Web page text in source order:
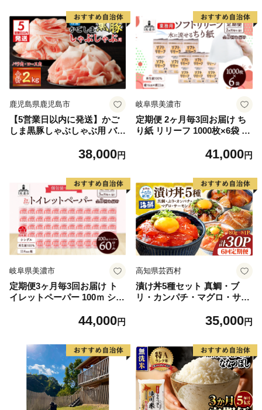
鹿児島県鹿児島市
【5営業日以内に発送】かご
しま黒豚しゃぶしゃぶ用 バラ
38,000円
岐阜県美濃市
定期便 2ヶ月毎3回お届け ち
り紙 リリーフ 1000枚×6袋 紙
落とし紙 ペーパー 紙 紙製品
め買い トイレに流せる 介護
川一製紙 送料無料 岐阜県 美
濃市
41,000円
岐阜県美濃市
定期便3ヶ月毎3回お届け ト
イレットペーパー 100ｍ シン
ーパー 日用品 消耗品 リサイ
蓄 ストック 非常用 生活応援
川一製紙 送料無料 岐阜県 美
濃市
44,000円
高知県芸西村
漬け丼5種セット 真鯛・ブ
リ・カンパチ・マグロ・サー
便 タイ 鰤 鮪 海鮮丼 刺身 海
35,000円